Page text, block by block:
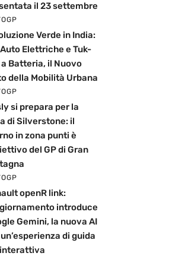
il 23 settembre
Verde in India:
Elettriche e Tuk-
a Batteria, il Nuovo
della Mobilità Urbana
si prepara per la
di Silverstone: il
in zona punti è
del GP di Gran
openR link:
introduce
Gemini, la nuova AI
di guida